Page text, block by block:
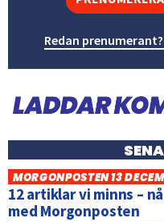
Redan
MORGONPOSTEN 13
12 artiklar vi minns –
med Morgonposten